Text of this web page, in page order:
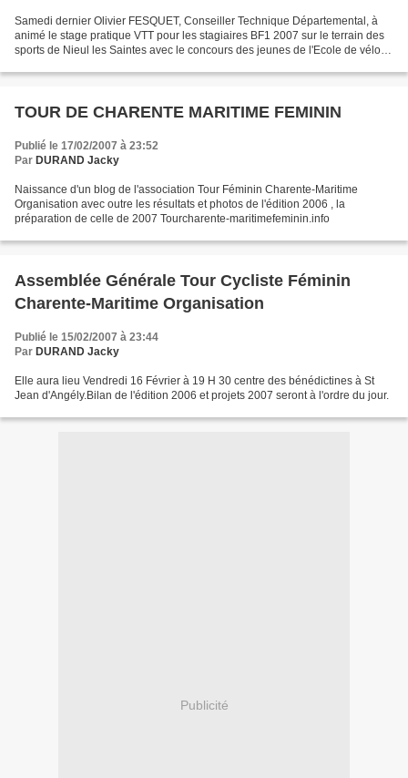
Samedi dernier Olivier FESQUET, Conseiller Technique Départemental, à
animé le stage pratique VTT pour les stagiaires BF1 2007 sur le terrain des
sports de Nieul les Saintes avec le concours des jeunes de l'Ecole de vélo
TOUR DE CHARENTE MARITIME FEMININ
Publié le 17/02/2007 à 23:52
Par DURAND Jacky
Naissance d'un blog de l'association Tour Féminin Charente-Maritime
Organisation avec outre les résultats et photos de l'édition 2006 , la
préparation de celle de 2007 Tourcharente-maritimefeminin.info
Assemblée Générale Tour Cycliste Féminin
Charente-Maritime Organisation
Publié le 15/02/2007 à 23:44
Par DURAND Jacky
Elle aura lieu Vendredi 16 Février à 19 H 30 centre des bénédictines à St
Jean d'Angély.Bilan de l'édition 2006 et projets 2007 seront à l'ordre du jour.
Publicité